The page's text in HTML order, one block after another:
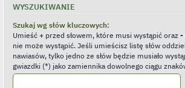
WYSZUKIWANIE
Szukaj wg słów kluczowych:
Umieść + przed słowem, które musi wystąpić oraz -
nie może wystąpić. Jeśli umieścisz listę słów
nawiasów, tylko jedno ze słów będzie musiało
gwiazdki (*) jako zamiennika dowolnego ciągu